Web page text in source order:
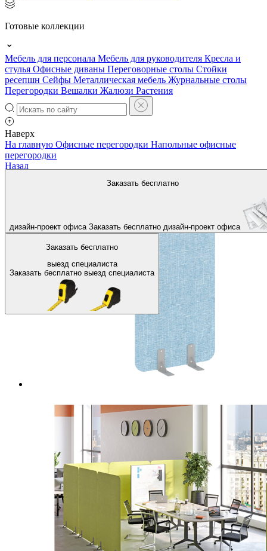
Готовые коллекции
Мебель для персонала Мебель для руководителя Кресла и
стулья Офисные диваны Переговорные столы Стойки
ресепшн Сейфы Металлическая мебель Журнальные столы
Перегородки Вешалки Жалюзи Растения
Наверх
Заказать бесплатно
дизайн-проект офиса Заказать бесплатно дизайн-проект офиса
Заказать бесплатно
выезд специалиста
Заказать бесплатно выезд специалиста
На главную Офисные перегородки Напольные офисные
перегородки
Назад